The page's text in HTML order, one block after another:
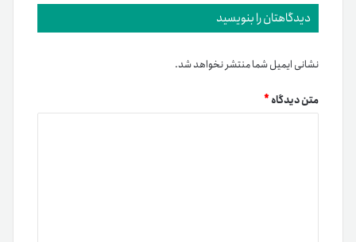
دیدگاهتان را بنویسید
نشانی ایمیل شما منتشر نخواهد شد.
متن دیدگاه*